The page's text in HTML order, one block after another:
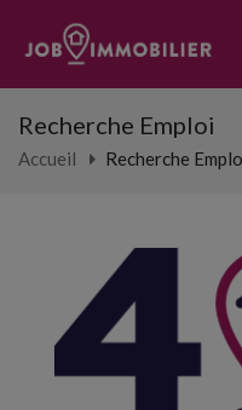
Recherche Emploi
Accueil Recherche